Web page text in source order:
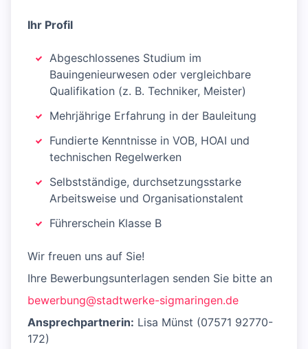
Ihr Profil
Abgeschlossenes Studium im
Bauingenieurwesen oder vergleichbare
Qualifikation (z. B. Techniker, Meister)
Mehrjährige Erfahrung in der Bauleitung
Fundierte Kenntnisse in VOB, HOAI und
technischen Regelwerken
Selbstständige, durchsetzungsstarke
Arbeitsweise und Organisationstalent
Führerschein Klasse B
Wir freuen uns auf Sie!
Ihre Bewerbungsunterlagen senden Sie bitte an
bewerbung@stadtwerke-sigmaringen.de
Ansprechpartnerin: Lisa Münst (07571 92770-
172)